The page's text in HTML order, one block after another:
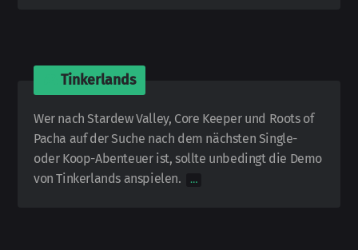
Tinkerlands
Wer nach Stardew Valley, Core Keeper und Roots of
Pacha auf der Suche nach dem nächsten Single-
oder Koop-Abenteuer ist, sollte unbedingt die Demo
von Tinker­lands an­spielen.
…